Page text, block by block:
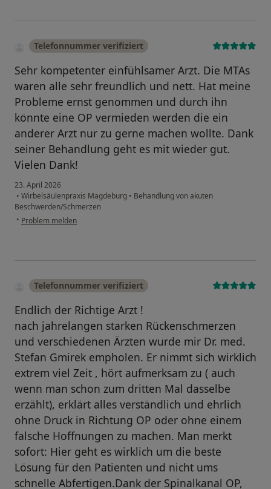
Telefonnummer verifiziert
Sehr kompetenter einfühlsamer Arzt. Die MTAs
waren alle sehr freundlich und nett. Hat meine
Probleme ernst genommen und durch ihn
könnte eine OP vermieden werden die ein
anderer Arzt nur zu gerne machen wollte. Dank
seiner Behandlung geht es mit wieder gut.
Vielen Dank!
23. April 2026
• Wirbelsäulenpraxis Magdeburg • Behandlung von akuten
Beschwerden/Schmerzen
• Problem melden
Telefonnummer verifiziert
Endlich der Richtige Arzt !
nach jahrelangen starken Rückenschmerzen
und verschiedenen Ärzten wurde mir Dr. med.
Stefan Gmirek empholen. Er nimmt sich wirklich
extrem viel Zeit , hört aufmerksam zu ( auch
wenn man schon zum dritten Mal dasselbe
erzählt), erklärt alles verständlich und ehrlich
ohne Druck in Richtung OP oder ohne einem
falsche Hoffnungen zu machen. Man merkt
sofort: Hier geht es wirklich um die beste
Lösung für den Patienten und nicht ums
schnelle Abfertigen.Dank der Spinalkanal OP,